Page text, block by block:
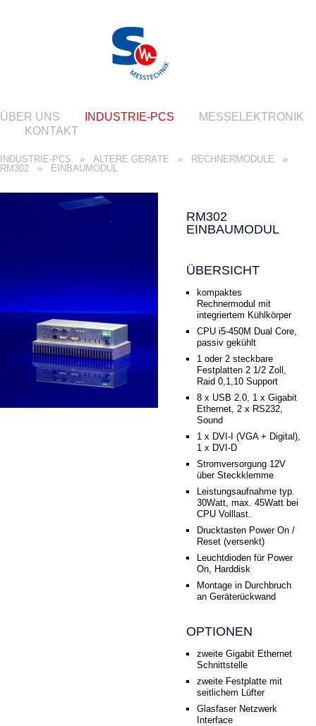
ÜBER UNS INDUSTRIE-PCS
MESSELEKTRONIK
KONTAKT
INDUSTRIE-PCS » ÄLTERE GERÄTE » RECHNERMODULE
»
RM302
» EINBAUMODUL
RM302
EINBAUMODUL
ÜBERSICHT
kompaktes
Rechnermodul mit
integriertem Kühlkörper
CPU i5-450M Dual Core,
passiv gekühlt
1 oder 2 steckbare
Festplatten 2 1/2 Zoll,
Raid 0,1,10 Support
8 x USB 2.0, 1 x Gigabit
Ethernet, 2 x RS232,
Sound
1 x DVI-I (VGA + Digital),
1 x DVI-D
Stromversorgung 12V
über Steckklemme
Leistungsaufnahme typ.
30Watt, max. 45Watt bei
CPU Volllast.
Drucktasten Power On /
Reset (versenkt)
Leuchtdioden für Power
On, Harddisk
Montage in Durchbruch
an Geräterückwand
OPTIONEN
zweite Gigabit Ethernet
Schnittstelle
zweite Festplatte mit
seitlichem Lüfter
Glasfaser Netzwerk
Interface